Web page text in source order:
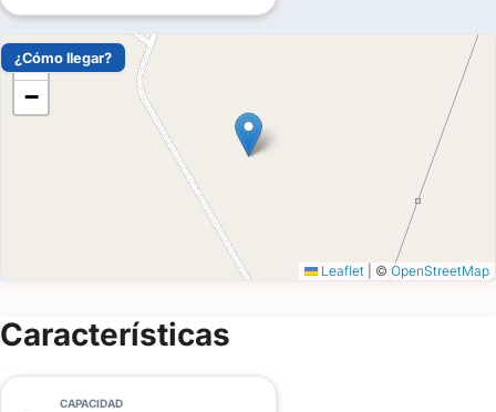
+
−
Leaflet © OpenStreetMap
¿Cómo llegar?
Características
CAPACIDAD